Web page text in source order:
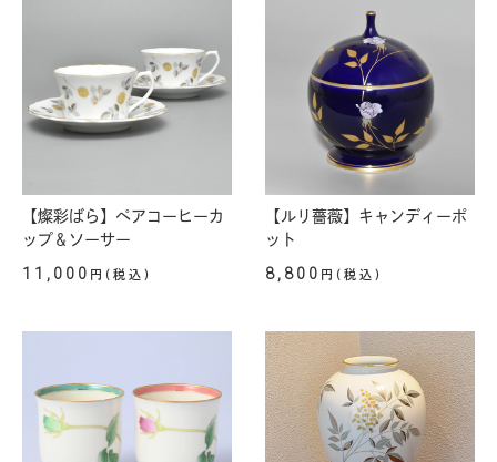
【燦彩ばら】ペアコーヒーカ
ップ＆ソーサー
11,000 円(税込)
【ルリ薔薇】キャンディーポ
ット
8,800 円(税込)